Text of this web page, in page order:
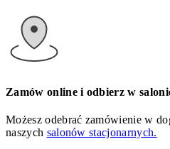
Zamów online i odbierz w
Możesz odebrać zamówienie w
naszych salonów stacjonarnych.